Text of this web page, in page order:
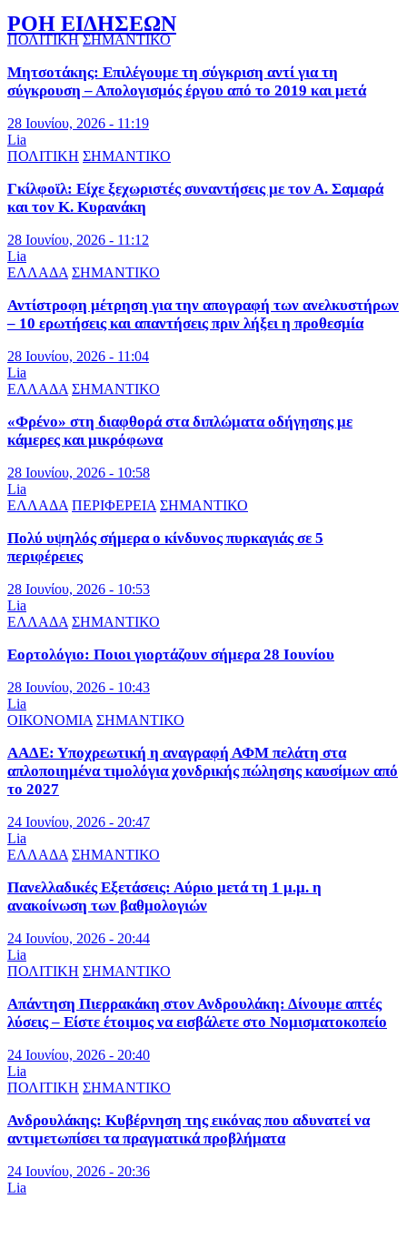
ΡΟΗ ΕΙΔΗΣΕΩΝ
ΠΟΛΙΤΙΚΗ ΣΗΜΑΝΤΙΚΟ
Μητσοτάκης: Επιλέγουμε τη σύγκριση αντί για τη
σύγκρουση – Απολογισμός έργου από το 2019 και μετά
28 Ιουνίου, 2026 - 11:19
Lia
ΠΟΛΙΤΙΚΗ ΣΗΜΑΝΤΙΚΟ
Γκίλφοϊλ: Είχε ξεχωριστές συναντήσεις με τον Α. Σαμαρά
και τον Κ. Κυρανάκη
28 Ιουνίου, 2026 - 11:12
Lia
ΕΛΛΑΔΑ ΣΗΜΑΝΤΙΚΟ
Αντίστροφη μέτρηση για την απογραφή των ανελκυστήρων
– 10 ερωτήσεις και απαντήσεις πριν λήξει η προθεσμία
28 Ιουνίου, 2026 - 11:04
Lia
ΕΛΛΑΔΑ ΣΗΜΑΝΤΙΚΟ
«Φρένο» στη διαφθορά στα διπλώματα οδήγησης με
κάμερες και μικρόφωνα
28 Ιουνίου, 2026 - 10:58
Lia
ΕΛΛΑΔΑ ΠΕΡΙΦΕΡΕΙΑ ΣΗΜΑΝΤΙΚΟ
Πολύ υψηλός σήμερα ο κίνδυνος πυρκαγιάς σε 5
περιφέρειες
28 Ιουνίου, 2026 - 10:53
Lia
ΕΛΛΑΔΑ ΣΗΜΑΝΤΙΚΟ
Εορτολόγιο: Ποιοι γιορτάζουν σήμερα 28 Ιουνίου
28 Ιουνίου, 2026 - 10:43
Lia
ΟΙΚΟΝΟΜΙΑ ΣΗΜΑΝΤΙΚΟ
ΑΑΔΕ: Υποχρεωτική η αναγραφή ΑΦΜ πελάτη στα
απλοποιημένα τιμολόγια χονδρικής πώλησης καυσίμων από
το 2027
24 Ιουνίου, 2026 - 20:47
Lia
ΕΛΛΑΔΑ ΣΗΜΑΝΤΙΚΟ
Πανελλαδικές Εξετάσεις: Αύριο μετά τη 1 μ.μ. η
ανακοίνωση των βαθμολογιών
24 Ιουνίου, 2026 - 20:44
Lia
ΠΟΛΙΤΙΚΗ ΣΗΜΑΝΤΙΚΟ
Απάντηση Πιερρακάκη στον Ανδρουλάκη: Δίνουμε απτές
λύσεις – Είστε έτοιμος να εισβάλετε στο Νομισματοκοπείο
24 Ιουνίου, 2026 - 20:40
Lia
ΠΟΛΙΤΙΚΗ ΣΗΜΑΝΤΙΚΟ
Ανδρουλάκης: Κυβέρνηση της εικόνας που αδυνατεί να
αντιμετωπίσει τα πραγματικά προβλήματα
24 Ιουνίου, 2026 - 20:36
Lia